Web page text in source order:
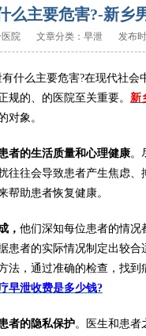
么主要危害?-新乡
院 文章分类：早泄 发布
什么主要危害?在现代社会
规的、的医院至关重要。 新
对象。
者的生活质量和心理健康。
往往会导致患者产生焦虑
帮助患者恢复健康。
， 他们深知每位患者的情况
者的实际情况制定出较合
法，通过准确的检查，找
早泄收费是多少钱?
者的隐私保护。医生和患者